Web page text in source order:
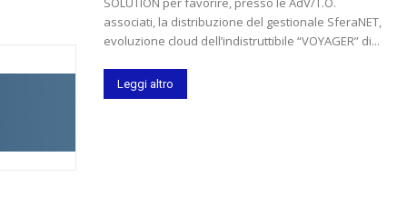
associati, la distribuzione del gestionale SferaNET,
evoluzione cloud dell’indistruttibile “VOYAGER” di...
Leggi altro